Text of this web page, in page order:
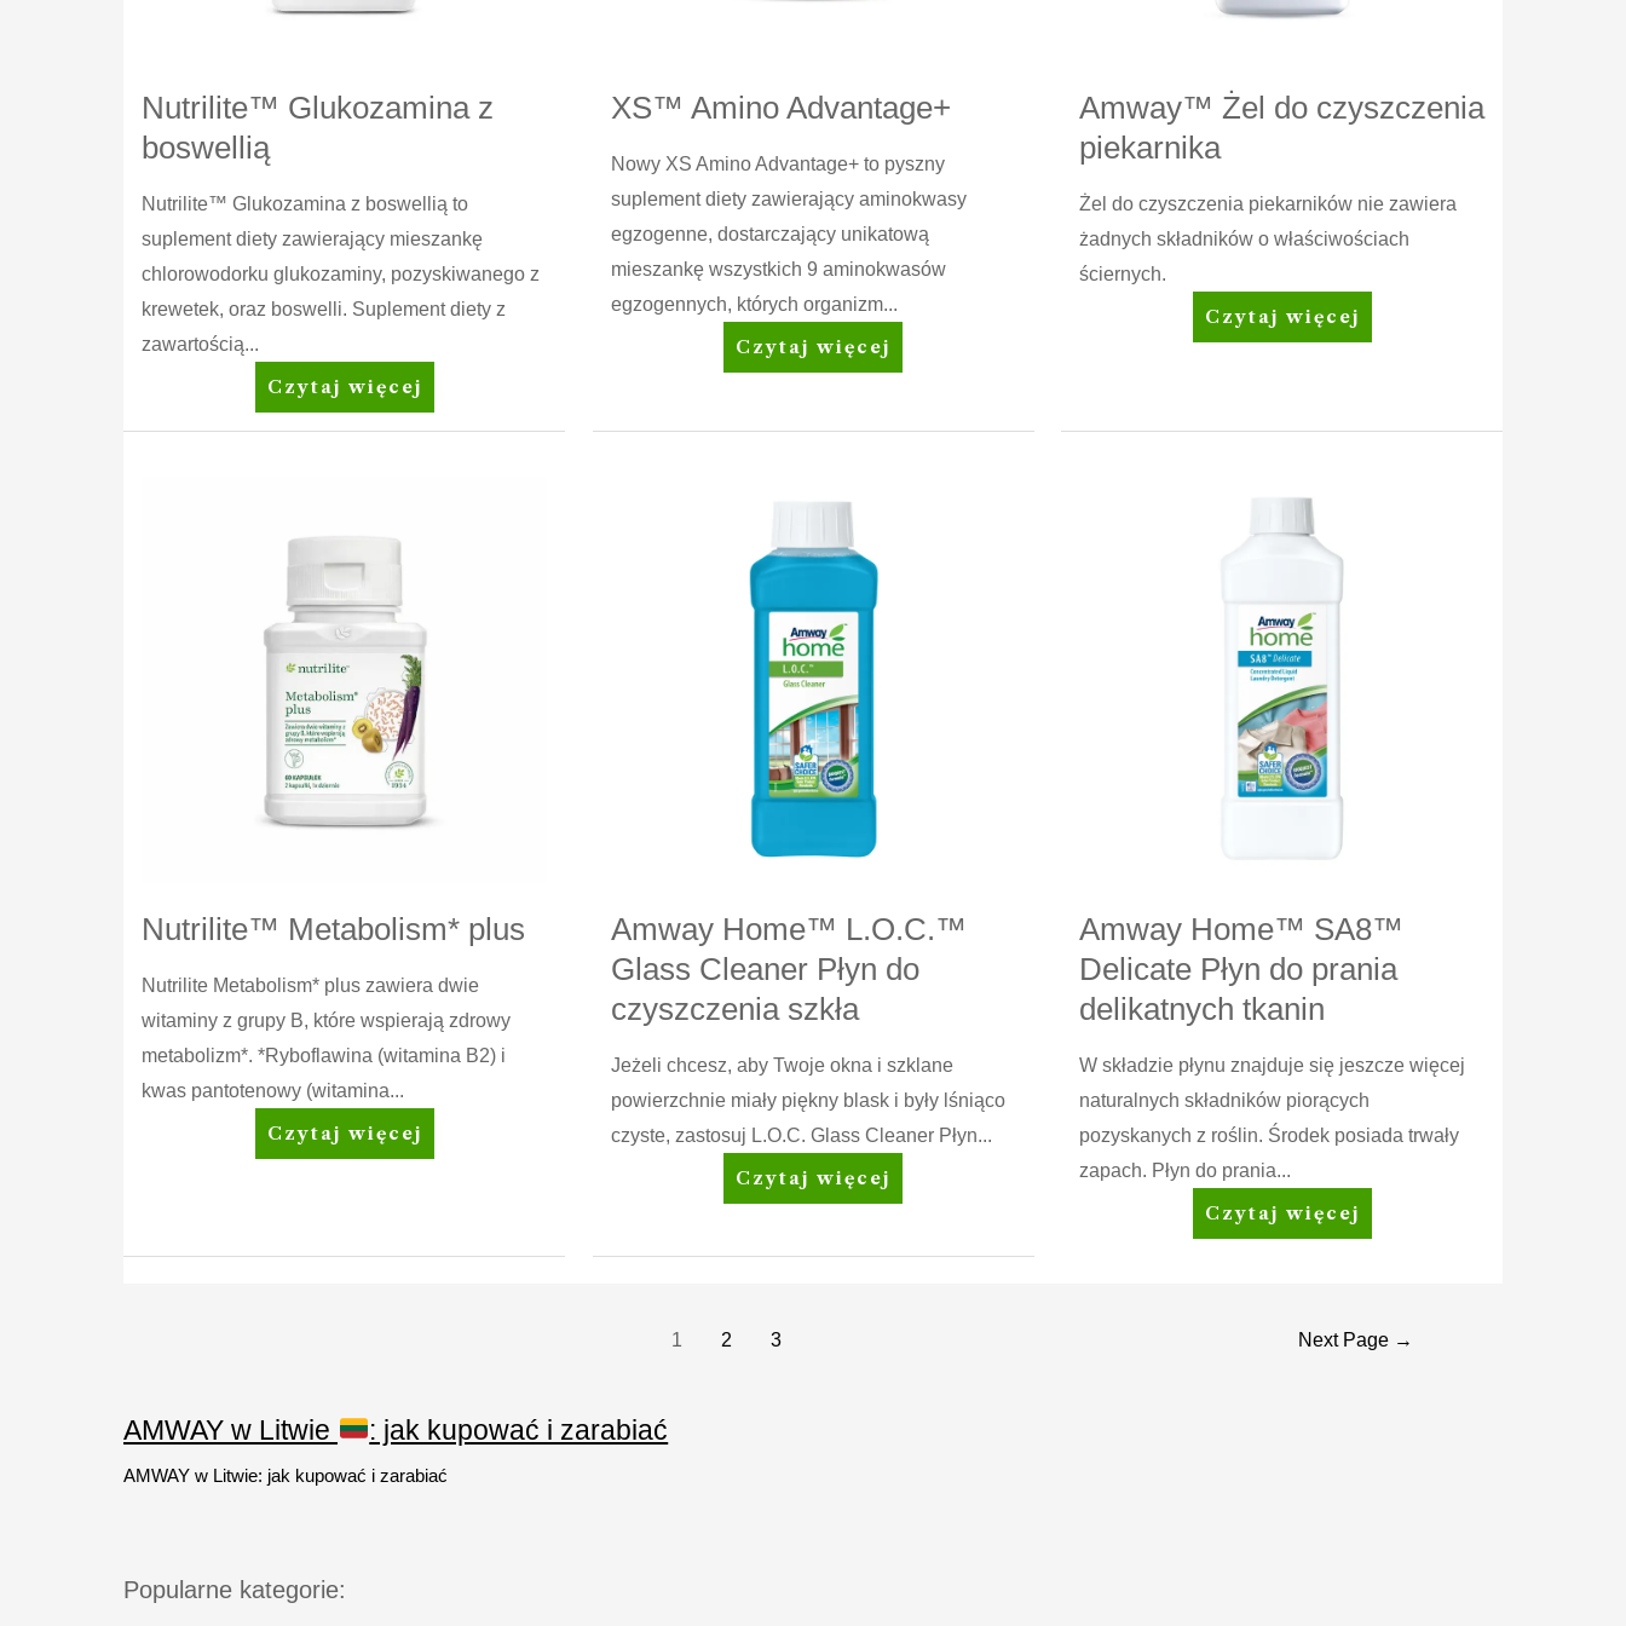
Nutrilite™ Glukozamina z
boswellią
Nutrilite™ Glukozamina z boswellią to
suplement diety zawierający mieszankę
chlorowodorku glukozaminy, pozyskiwanego z
krewetek, oraz boswelli. Suplement diety z
zawartością...
Nutrilite™
Glukozamina
Czytaj więcej
XS™ Amino Advantage+
Nowy XS Amino Advantage+ to pyszny
suplement diety zawierający aminokwasy
egzogenne, dostarczający unikatową
mieszankę wszystkich 9 aminokwasów
egzogennych, których organizm...
XS™
Amino
Czytaj więcej
Amway™ Żel do czyszczenia
piekarnika
Żel do czyszczenia piekarników nie zawiera
żadnych składników o właściwościach
ściernych.
Amway™
Żel
Czytaj więcej
Nutrilite™ Metabolism* plus
Nutrilite Metabolism* plus zawiera dwie
witaminy z grupy B, które wspierają zdrowy
metabolizm*. *Ryboflawina (witamina B2) i
kwas pantotenowy (witamina...
Nutrilite™
Metabolism*
Czytaj więcej
Amway Home™ L.O.C.™
Glass Cleaner Płyn do
czyszczenia szkła
Jeżeli chcesz, aby Twoje okna i szklane
powierzchnie miały piękny blask i były lśniąco
czyste, zastosuj L.O.C. Glass Cleaner Płyn...
Amway
Home™
Płyn
Czytaj więcej
Amway Home™ SA8™
Delicate Płyn do prania
delikatnych tkanin
W składzie płynu znajduje się jeszcze więcej
naturalnych składników piorących
pozyskanych z roślin. Środek posiada trwały
zapach. Płyn do prania...
Amway
Home™
Czytaj więcej
1 2 3 Next Page →
AMWAY w Litwie : jak kupować i zarabiać
AMWAY w Litwie: jak kupować i zarabiać
Popularne kategorie: